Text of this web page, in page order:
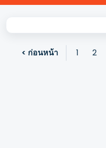
< ก่อนหน้า 1 2